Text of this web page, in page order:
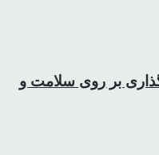
بر روی سلامت و